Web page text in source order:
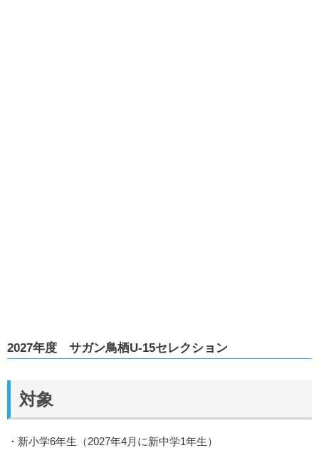
2027年度 サガン鳥栖U-15セレクション
対象
・新小学6年生（2027年4月に新中学1年生）